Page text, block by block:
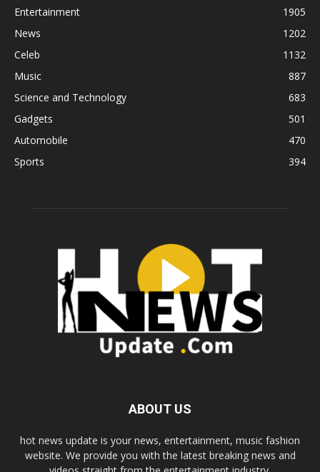
Entertainment
1905
News
1202
Celeb
1132
Music
887
Science and Technology
683
Gadgets
501
Automobile
470
Sports
394
ABOUT US
hot news update is your news, entertainment, music fashion
website. We provide you with the latest breaking news and